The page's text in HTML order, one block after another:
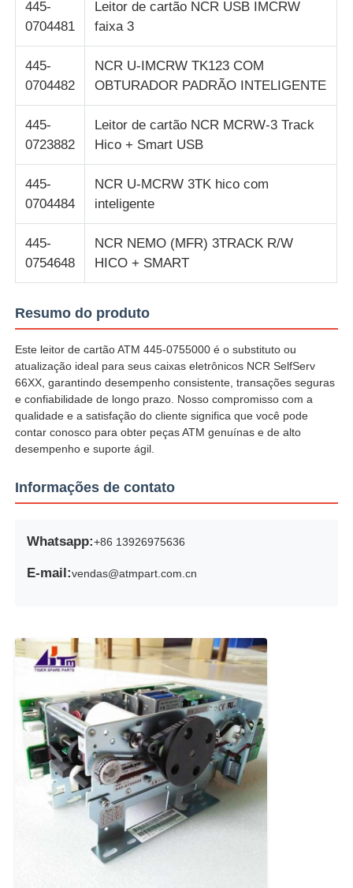
445-
0704481
Leitor de cartão NCR USB IMCRW
faixa 3
445-
0704482
NCR U-IMCRW TK123 COM
OBTURADOR PADRÃO INTELIGENTE
445-
0723882
Leitor de cartão NCR MCRW-3 Track
Hico + Smart USB
445-
0704484
NCR U-MCRW 3TK hico com
inteligente
445-
0754648
NCR NEMO (MFR) 3TRACK R/W
HICO + SMART
Resumo do produto
Este leitor de cartão ATM 445-0755000 é o substituto ou
atualização ideal para seus caixas eletrônicos NCR SelfServ
66XX, garantindo desempenho consistente, transações seguras
e confiabilidade de longo prazo. Nosso compromisso com a
qualidade e a satisfação do cliente significa que você pode
contar conosco para obter peças ATM genuínas e de alto
desempenho e suporte ágil.
Informações de contato
Whatsapp:+86 13926975636
E-mail:vendas@atmpart.com.cn